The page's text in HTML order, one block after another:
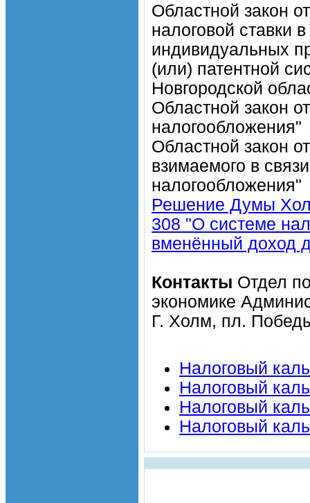
Областной закон
налоговой ставки
индивидуальных
(или) патентной
Новгородской
Областной закон
налогообложения"
Областной закон
взимаемого в
налогообложения"
Решение Думы
308 "О системе
вменённый доход
Контакты Отдел
экономике
Г. Холм, пл.
Налоговый
Налоговый
Налоговый
Налоговый